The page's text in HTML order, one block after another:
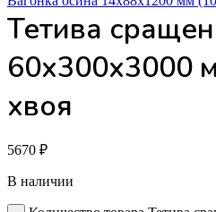
Тетива
60х300х3000
хвоя
5670 ₽
В наличии